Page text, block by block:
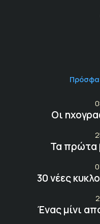
Οι
Τα πρώτα
30 νέες
Ένας μίνι